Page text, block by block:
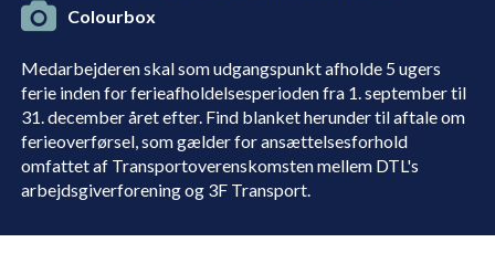
Medarbejderen skal som udgangspunkt afholde 5 ugers
ferie inden for ferieafholdelsesperioden fra 1. september til
31. december året efter. Find blanket herunder til aftale om
ferieoverførsel, som gælder for ansættelsesforhold
omfattet af Transportoverenskomsten mellem DTL's
arbejdsgiverforening og 3F Transport.
Colourbox